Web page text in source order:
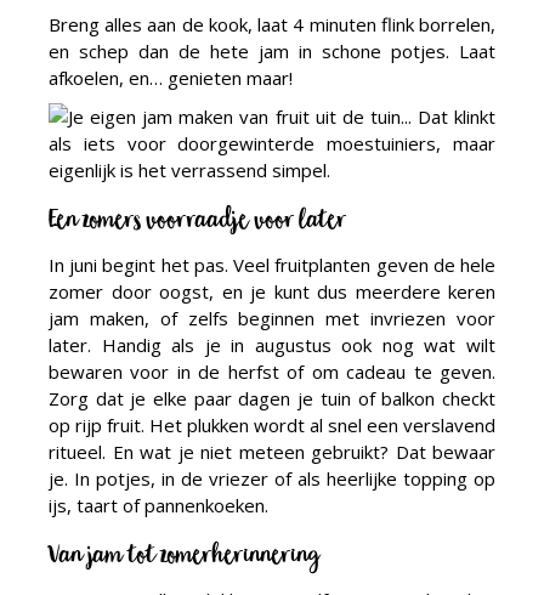
Breng alles aan de kook, laat 4 minuten flink borrelen,
en schep dan de hete jam in schone potjes. Laat
afkoelen, en… genieten maar!
Een zomers voorraadje voor later
In juni begint het pas. Veel fruitplanten geven de hele
zomer door oogst, en je kunt dus meerdere keren
jam maken, of zelfs beginnen met invriezen voor
later. Handig als je in augustus ook nog wat wilt
bewaren voor in de herfst of om cadeau te geven.
Zorg dat je elke paar dagen je tuin of balkon checkt
op rijp fruit. Het plukken wordt al snel een verslavend
ritueel. En wat je niet meteen gebruikt? Dat bewaar
je. In potjes, in de vriezer of als heerlijke topping op
ijs, taart of pannenkoeken.
Van jam tot zomerherinnering